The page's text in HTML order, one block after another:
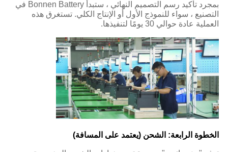
بمجرد تأكيد رسم التصميم النهائي ، ستبدأ Bonnen Battery في
التصنيع ، سواء للنموذج الأول أو الإنتاج الكلي. تستغرق هذه
العملية عادة حوالي 30 يومًا لتنفيذها.
الخطوة الرابعة: الشحن (يعتمد على المسافة)